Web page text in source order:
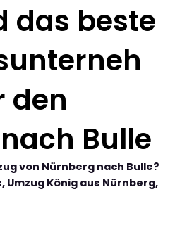
das beste
den
Bulle
von Nürnberg nach Bulle?
Umzug König aus Nürnberg,